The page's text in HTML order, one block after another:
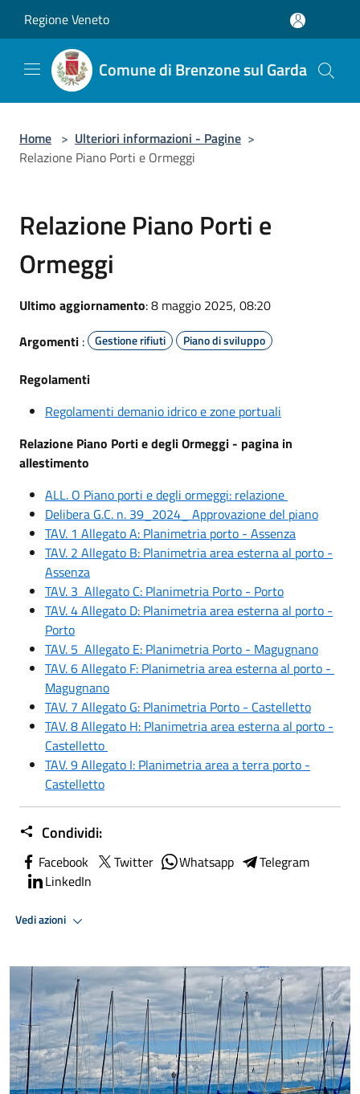
Regione Veneto
Comune di Brenzone sul Garda
Home > Ulteriori informazioni - Pagine >
Relazione Piano Porti e Ormeggi
Relazione Piano Porti e
Ormeggi
Ultimo aggiornamento: 8 maggio 2025, 08:20
Argomenti : Gestione rifiuti Piano di sviluppo
Regolamenti
Regolamenti demanio idrico e zone portuali
Relazione Piano Porti e degli Ormeggi - pagina in
allestimento
ALL. O Piano porti e degli ormeggi: relazione
Delibera G.C. n. 39_2024_ Approvazione del piano
TAV. 1 Allegato A: Planimetria porto - Assenza
TAV. 2 Allegato B: Planimetria area esterna al porto -
Assenza
TAV. 3 Allegato C: Planimetria Porto - Porto
TAV. 4 Allegato D: Planimetria area esterna al porto -
Porto
TAV. 5 Allegato E: Planimetria Porto - Magugnano
TAV. 6 Allegato F: Planimetria area esterna al porto -
Magugnano
TAV. 7 Allegato G: Planimetria Porto - Castelletto
TAV. 8 Allegato H: Planimetria area esterna al porto -
Castelletto
TAV. 9 Allegato I: Planimetria area a terra porto -
Castelletto
Condividi:
Facebook Twitter Whatsapp
Telegram
LinkedIn
Vedi azioni